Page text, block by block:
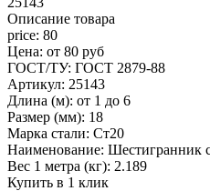
Описание товара
price: 80
Цена: от 80 руб
ГОСТ/ТУ: ГОСТ 2879-88
Артикул: 25143
Длина (м): от 1 до 6
Размер (мм): 18
Марка стали: Ст20
Наименование: Шестигранник
Вес 1 метра (кг): 2.189
Купить в 1 клик